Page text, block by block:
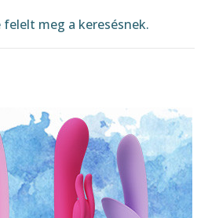
felelt meg a keresésnek.